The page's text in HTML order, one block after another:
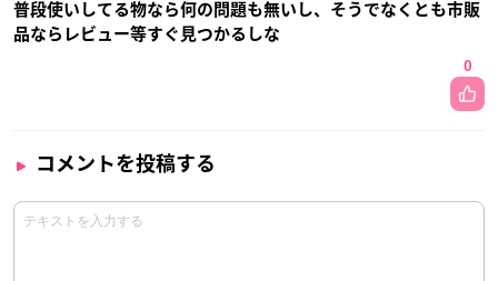
普段使いしてる物なら何の問題も無いし、そうでなくとも市販
品ならレビュー等すぐ見つかるしな
0
コメントを投稿する